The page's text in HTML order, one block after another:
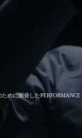
ために開発した